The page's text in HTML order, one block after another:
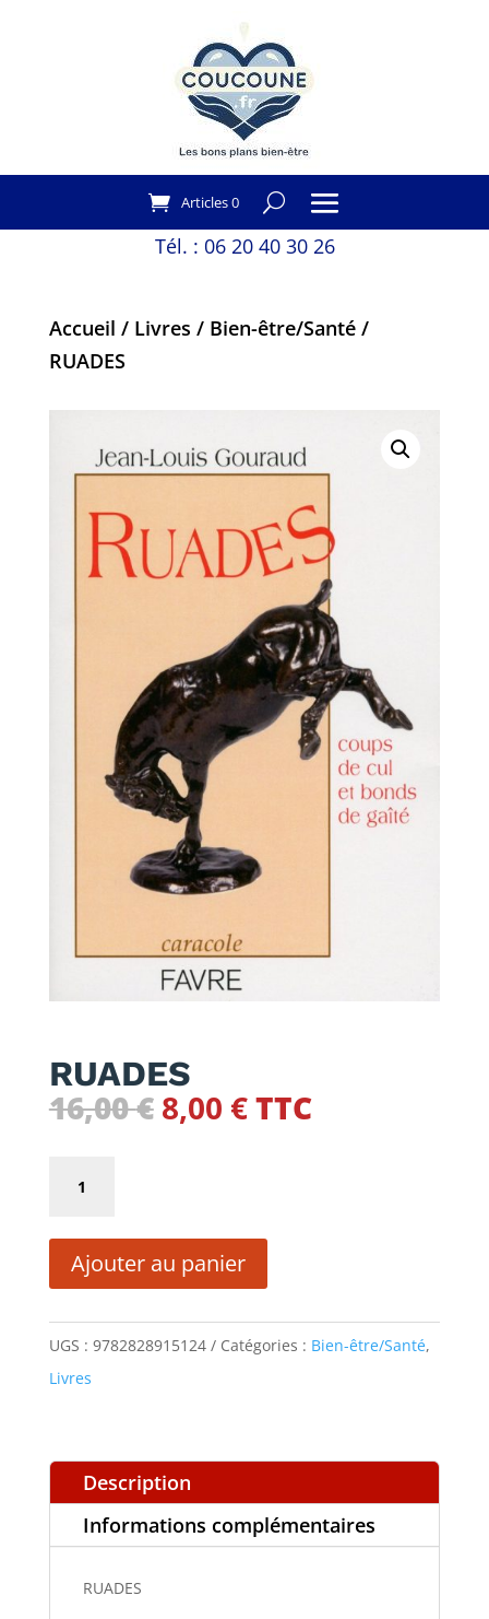
Articles 0
Tél. : 06 20 40 30 26
Accueil / Livres / Bien-être/Santé/
RUADES
RUADES
16,00€ Le
16,00 €.
8,00 €Le
8,00 €.
TTC
RUADES
Ajouter au panier
UGS : 9782828915124 Catégories : Bien-être/Santé,
Livres
Description
Informations complémentaires
RUADES